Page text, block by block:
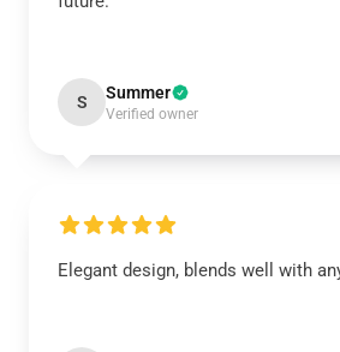
S Summer
Verified owner
Elegant design, blends well with